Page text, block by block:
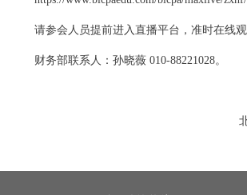
请参会人员提前进入直播平台，准时在线观
财务部联系人：孙晓薇 010-88221028。
北京注册
2024